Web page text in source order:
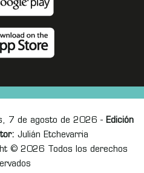
7 de agosto de 2026 - Edición
Julián Etchevarria
© 2026 Todos los derechos